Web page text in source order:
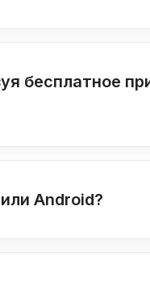
бесплатное
Android?